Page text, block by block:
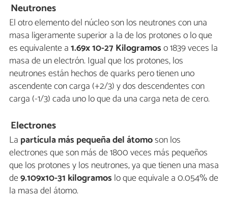
Neutrones
El otro elemento del núcleo son los neutrones con una
masa ligeramente superior a la de los protones o lo que
es equivalente a1.69x 10-27 Kilogramoso 1839 veces la
masa de un electrón. Igual que los protones, los
neutrones están hechos de quarks pero tienen uno
ascendente con carga (+2/3) y dos descendentes con
carga (-1/3) cada uno lo que da una carga neta de cero.
Electrones
La partícula más pequeña del átomoson los
electrones que son más de 1800 veces más pequeños
que los protones y los neutrones, ya que tienen una masa
de9.109x10-31 kilogramos lo que equivale a 0.054% de
la masa del átomo.